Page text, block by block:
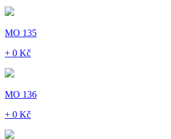
MO 135
+ 0 Kč
MO 136
+ 0 Kč